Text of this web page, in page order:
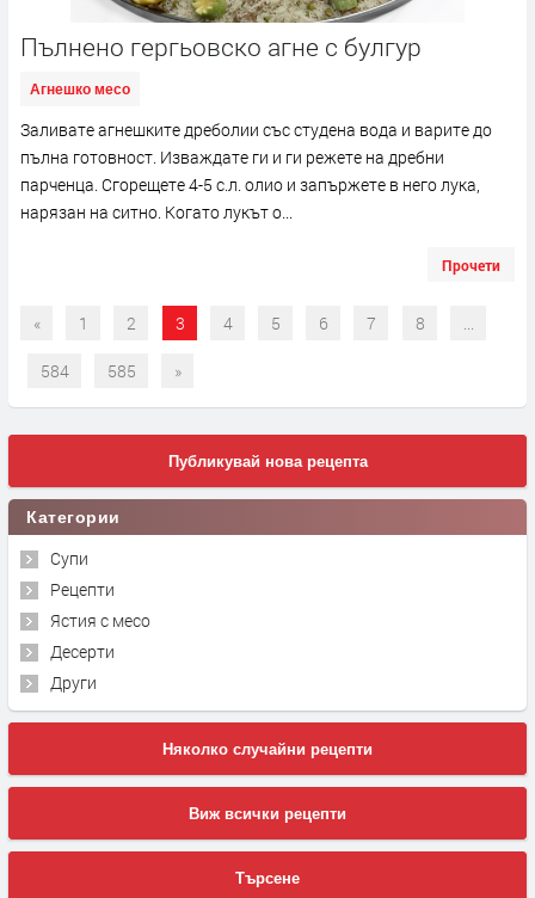
Пълнено гергьовско агне с булгур
Агнешко месо
Заливате агнешките дреболии със студена вода и варите до
пълна готовност. Изваждате ги и ги режете на дребни
парченца. Сгорещете 4-5 с.л. олио и запържете в него лука,
нарязан на ситно. Когато лукът о...
Прочети
« 1 2 3 4 5 6 7 8 ...
584 585 »
Публикувай нова рецепта
Категории
Супи
Рецепти
Ястия с месо
Десерти
Други
Няколко случайни рецепти
Виж всички рецепти
Търсене